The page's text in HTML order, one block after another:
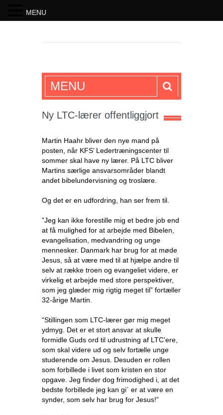
SKRIFTEN
MENU
Ny LTC-lærer offentliggjort
Martin Haahr bliver den nye mand på
posten, når KFS’ Ledertræningscenter til
sommer skal have ny lærer. På LTC bliver
Martins særlige ansvarsområder blandt
andet bibelundervisning og troslære.
Og det er en udfordring, han ser frem til.
”Jeg kan ikke forestille mig et bedre job end
at få mulighed for at arbejde med Bibelen,
evangelisation, medvandring og unge
mennesker. Danmark har brug for at møde
Jesus, så at være med til at hjælpe andre til
selv at række troen og evangeliet videre, er
virkelig et arbejde med store perspektiver,
som jeg glæder mig rigtig meget til” fortæller
32-årige Martin.
“Stillingen som LTC-lærer gør mig meget
ydmyg. Det er et stort ansvar at skulle
formidle Guds ord til udrustning af LTC’ere,
som skal videre ud og selv fortælle unge
studerende om Jesus. Desuden er rollen
som forbillede i livet som kristen en stor
opgave. Jeg finder dog frimodighed i, at det
bedste forbillede jeg kan gi´ er at være en
synder, som selv har brug for Jesus!”
MENU